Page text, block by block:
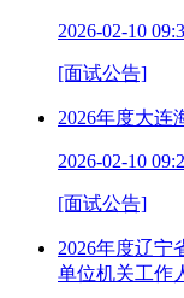
2026-02-10
[面试公告]
2026年度大连
2026-02-10
[面试公告]
2026年度辽宁
单位机关工作